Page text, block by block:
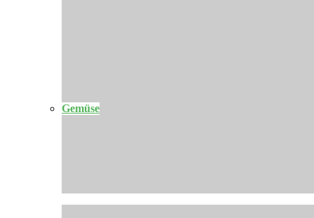
Gemüse